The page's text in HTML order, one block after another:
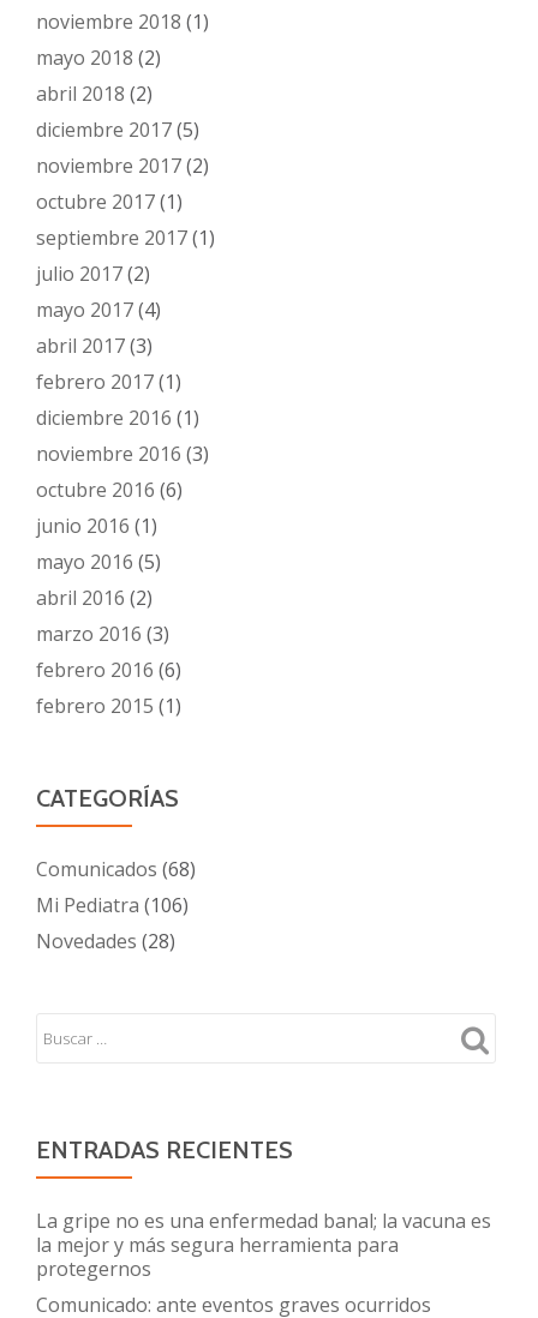
noviembre 2018 (1)
mayo 2018 (2)
abril 2018 (2)
diciembre 2017(5)
noviembre 2017(2)
octubre 2017(1)
septiembre 2017(1)
julio 2017(2)
mayo 2017(4)
abril 2017(3)
febrero 2017(1)
diciembre 2016 (1)
noviembre 2016 (3)
octubre 2016 (6)
junio 2016 (1)
mayo 2016 (5)
abril 2016 (2)
marzo 2016 (3)
febrero 2016 (6)
febrero 2015 (1)
CATEGORÍAS
Comunicados (68)
Mi Pediatra (106)
Novedades (28)
ENTRADAS RECIENTES
La gripe no es una enfermedad banal; la vacuna es
la mejor y más segura herramienta para
protegernos
Comunicado: ante eventos graves ocurridos